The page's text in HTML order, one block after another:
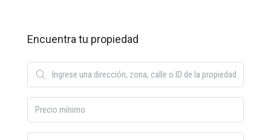
Encuentra tu propiedad